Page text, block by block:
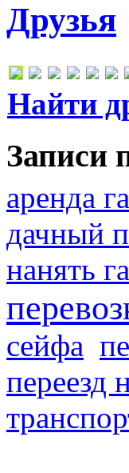
Друзья
Найти
Записи
аренда
дачный
нанять
сейфа
переезд